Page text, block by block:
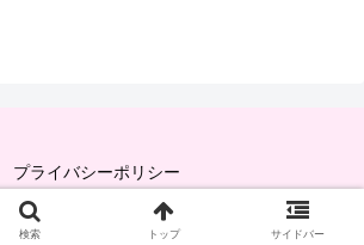
プライバシーポリシー
2026 竹のしんのテック日記.
検索 トップ サイドバー